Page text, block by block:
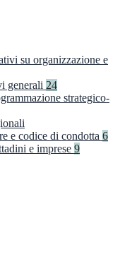
su organizzazione e
generali 24
strategico-
e codice di condotta 6
e imprese 9